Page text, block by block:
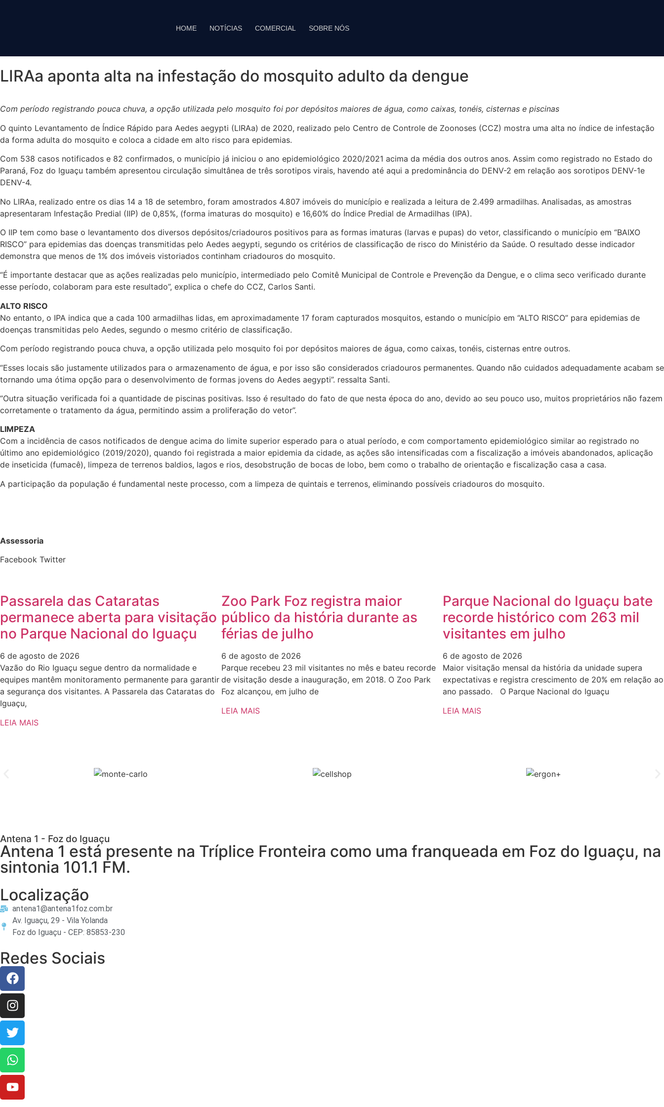
HOME NOTÍCIAS COMERCIAL SOBRE NÓS
LIRAa aponta alta na infestação do mosquito adulto da dengue
Com período registrando pouca chuva, a opção utilizada pelo mosquito foi por depósitos maiores de água, como caixas, tonéis, cisternas e piscinas
O quinto Levantamento de Índice Rápido para Aedes aegypti (LIRAa) de 2020, realizado pelo Centro de Controle de Zoonoses (CCZ) mostra uma alta no índice de infestação
da forma adulta do mosquito e coloca a cidade em alto risco para epidemias.
Com 538 casos notificados e 82 confirmados, o município já iniciou o ano epidemiológico 2020/2021 acima da média dos outros anos. Assim como registrado no Estado do
Paraná, Foz do Iguaçu também apresentou circulação simultânea de três sorotipos virais, havendo até aqui a predominância do DENV-2 em relação aos sorotipos DENV-1e
DENV-4.
No LIRAa, realizado entre os dias 14 a 18 de setembro, foram amostrados 4.807 imóveis do município e realizada a leitura de 2.499 armadilhas. Analisadas, as amostras
apresentaram Infestação Predial (IIP) de 0,85%, (forma imaturas do mosquito) e 16,60% do Índice Predial de Armadilhas (IPA).
O IIP tem como base o levantamento dos diversos depósitos/criadouros positivos para as formas imaturas (larvas e pupas) do vetor, classificando o município em “BAIXO
RISCO” para epidemias das doenças transmitidas pelo Aedes aegypti, segundo os critérios de classificação de risco do Ministério da Saúde. O resultado desse indicador
demonstra que menos de 1% dos imóveis vistoriados continham criadouros do mosquito.
“É importante destacar que as ações realizadas pelo município, intermediado pelo Comitê Municipal de Controle e Prevenção da Dengue, e o clima seco verificado durante
esse período, colaboram para este resultado”, explica o chefe do CCZ, Carlos Santi.
ALTO RISCO
No entanto, o IPA indica que a cada 100 armadilhas lidas, em aproximadamente 17 foram capturados mosquitos, estando o município em “ALTO RISCO” para epidemias de
doenças transmitidas pelo Aedes, segundo o mesmo critério de classificação.
Com período registrando pouca chuva, a opção utilizada pelo mosquito foi por depósitos maiores de água, como caixas, tonéis, cisternas entre outros.
“Esses locais são justamente utilizados para o armazenamento de água, e por isso são considerados criadouros permanentes. Quando não cuidados adequadamente acabam se
tornando uma ótima opção para o desenvolvimento de formas jovens do Aedes aegypti”. ressalta Santi.
“Outra situação verificada foi a quantidade de piscinas positivas. Isso é resultado do fato de que nesta época do ano, devido ao seu pouco uso, muitos proprietários não fazem
corretamente o tratamento da água, permitindo assim a proliferação do vetor”.
LIMPEZA
Com a incidência de casos notificados de dengue acima do limite superior esperado para o atual período, e com comportamento epidemiológico similar ao registrado no
último ano epidemiológico (2019/2020), quando foi registrada a maior epidemia da cidade, as ações são intensificadas com a fiscalização a imóveis abandonados, aplicação
de inseticida (fumacê), limpeza de terrenos baldios, lagos e rios, desobstrução de bocas de lobo, bem como o trabalho de orientação e fiscalização casa a casa.
A participação da população é fundamental neste processo, com a limpeza de quintais e terrenos, eliminando possíveis criadouros do mosquito.
Assessoria
Facebook Twitter
Passarela das Cataratas
permanece aberta para visitação
no Parque Nacional do Iguaçu
6 de agosto de 2026
Vazão do Rio Iguaçu segue dentro da normalidade e
equipes mantêm monitoramento permanente para garantir
a segurança dos visitantes. A Passarela das Cataratas do
Iguaçu,
LEIA MAIS
Zoo Park Foz registra maior
público da história durante as
férias de julho
6 de agosto de 2026
Parque recebeu 23 mil visitantes no mês e bateu recorde
de visitação desde a inauguração, em 2018. O Zoo Park
Foz alcançou, em julho de
LEIA MAIS
Parque Nacional do Iguaçu bate
recorde histórico com 263 mil
visitantes em julho
6 de agosto de 2026
Maior visitação mensal da história da unidade supera
expectativas e registra crescimento de 20% em relação ao
ano passado. O Parque Nacional do Iguaçu
LEIA MAIS
Antena 1 - Foz do Iguaçu
Antena 1 está presente na Tríplice Fronteira como uma franqueada em Foz do Iguaçu, na
sintonia 101.1 FM.
Localização
antena1@antena1foz.com.br
Av. Iguaçu, 29 - Vila Yolanda
Foz do Iguaçu - CEP: 85853-230
Redes Sociais